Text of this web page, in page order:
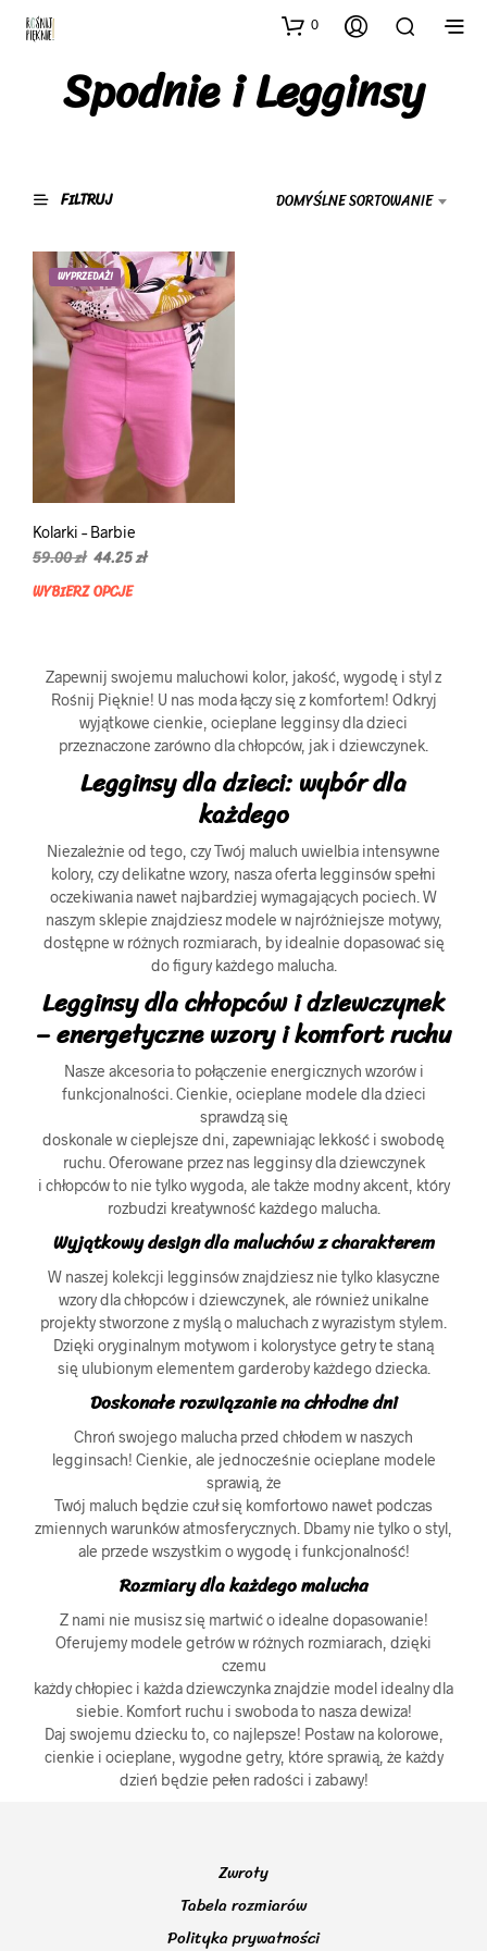
0
Spodnie i Legginsy
FILTRUJ DOMYŚLNE SORTOWANIE
WYPRZEDAŻ!
Kolarki – Barbie
59.00zł Pierwotna
wynosiła:
44.25złAktualna
WYBIERZ OPCJE
wariantów.
Opcje
można
wybrać
na
stronie
produktu
Zapewnij swojemu maluchowi kolor, jakość, wygodę i styl z
Rośnij Pięknie! U nas moda łączy się z komfortem! Odkryj
wyjątkowe cienkie, ocieplane legginsy dla dzieci
przeznaczone zarówno dla chłopców, jak i dziewczynek.
Legginsy dla dzieci: wybór dla
każdego
Niezależnie od tego, czy Twój maluch uwielbia intensywne
kolory, czy delikatne wzory, nasza oferta legginsów spełni
oczekiwania nawet najbardziej wymagających pociech. W
naszym sklepie znajdziesz modele w najróżniejsze motywy,
dostępne w różnych rozmiarach, by idealnie dopasować się
do figury każdego malucha.
Legginsy dla chłopców i dziewczynek
– energetyczne wzory i komfort ruchu
Nasze akcesoria to połączenie energicznych wzorów i
funkcjonalności. Cienkie, ocieplane modele dla dzieci
sprawdzą się
doskonale w cieplejsze dni, zapewniając lekkość i swobodę
ruchu. Oferowane przez nas legginsy dla dziewczynek
i chłopców to nie tylko wygoda, ale także modny akcent, który
rozbudzi kreatywność każdego malucha.
Wyjątkowy design dla maluchów z charakterem
W naszej kolekcji legginsów znajdziesz nie tylko klasyczne
wzory dla chłopców i dziewczynek, ale również unikalne
projekty stworzone z myślą o maluchach z wyrazistym stylem.
Dzięki oryginalnym motywom i kolorystyce getry te staną
się ulubionym elementem garderoby każdego dziecka.
Doskonałe rozwiązanie na chłodne dni
Chroń swojego malucha przed chłodem w naszych
legginsach! Cienkie, ale jednocześnie ocieplane modele
sprawią, że
Twój maluch będzie czuł się komfortowo nawet podczas
zmiennych warunków atmosferycznych. Dbamy nie tylko o styl,
ale przede wszystkim o wygodę i funkcjonalność!
Rozmiary dla każdego malucha
Z nami nie musisz się martwić o idealne dopasowanie!
Oferujemy modele getrów w różnych rozmiarach, dzięki
czemu
każdy chłopiec i każda dziewczynka znajdzie model idealny dla
siebie. Komfort ruchu i swoboda to nasza dewiza!
Daj swojemu dziecku to, co najlepsze! Postaw na kolorowe,
cienkie i ocieplane, wygodne getry, które sprawią, że każdy
dzień będzie pełen radości i zabawy!
Zwroty
Tabela rozmiarów
Polityka prywatności